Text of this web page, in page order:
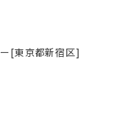
ー[東京都新宿区]